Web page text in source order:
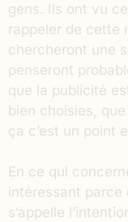
gens. Ils ont vu
rappeler de cette
chercheront une
penseront
que la publicité
bien choisies,
ça c’est un point
En ce qui
intéressant parce
s’appelle